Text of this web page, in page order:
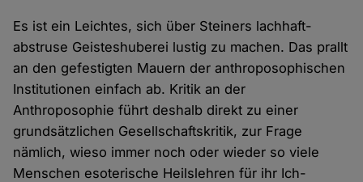
Es ist ein Leichtes, sich über Steiners lachhaft-
abstruse Geisteshuberei lustig zu machen. Das prallt
an den gefestigten Mauern der anthroposophischen
Institutionen einfach ab. Kritik an der
Anthroposophie führt deshalb direkt zu einer
grundsätzlichen Gesellschaftskritik, zur Frage
nämlich, wieso immer noch oder wieder so viele
Menschen esoterische Heilslehren für ihr Ich-